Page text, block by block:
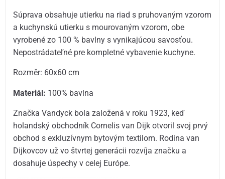
Súprava obsahuje utierku na riad s pruhovaným vzorom
a kuchynskú utierku s mourovaným vzorom, obe
vyrobené zo 100 % bavlny s vynikajúcou savosťou.
Nepostrádateľné pre kompletné vybavenie kuchyne.
Rozměr: 60x60 cm
Materiál: 100% bavlna
Značka Vandyck bola založená v roku 1923, keď
holandský obchodník Cornelis van Dijk otvoril svoj prvý
obchod s exkluzívnym bytovým textilom. Rodina van
Dijkovcov už vo štvrtej generácii rozvíja značku a
dosahuje úspechy v celej Európe.